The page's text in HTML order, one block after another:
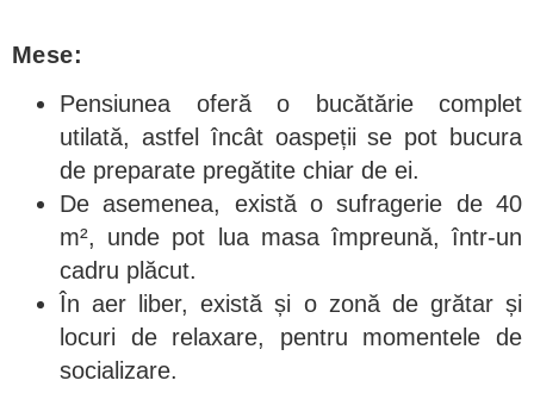
Mese:
Pensiunea oferă o bucătărie complet
utilată, astfel încât oaspeții se pot bucura
de preparate pregătite chiar de ei.
De asemenea, există o sufragerie de 40
m², unde pot lua masa împreună, într-un
cadru plăcut.
În aer liber, există și o zonă de grătar și
locuri de relaxare, pentru momentele de
socializare.